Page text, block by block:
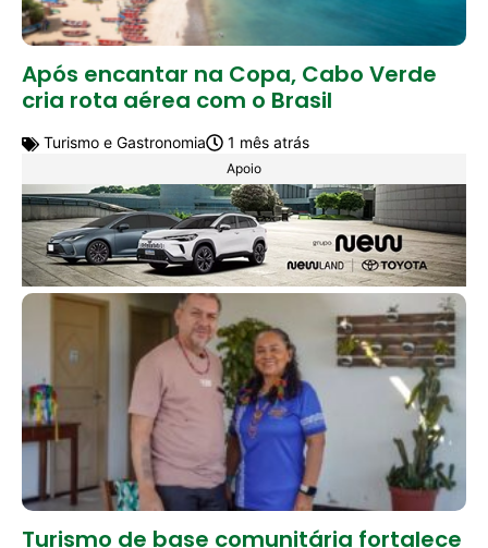
Após encantar na Copa, Cabo Verde
cria rota aérea com o Brasil
Turismo e Gastronomia 1 mês atrás
Apoio
Turismo de base comunitária fortalece